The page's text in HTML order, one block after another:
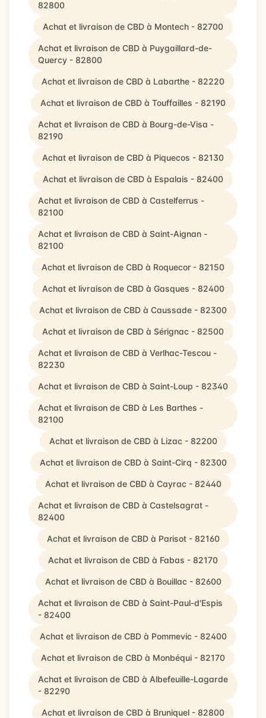
82800
Achat et livraison de CBD à Montech - 82700
Achat et livraison de CBD à Puygaillard-de-
Quercy - 82800
Achat et livraison de CBD à Labarthe - 82220
Achat et livraison de CBD à Touffailles - 82190
Achat et livraison de CBD à Bourg-de-Visa -
82190
Achat et livraison de CBD à Piquecos - 82130
Achat et livraison de CBD à Espalais - 82400
Achat et livraison de CBD à Castelferrus -
82100
Achat et livraison de CBD à Saint-Aignan -
82100
Achat et livraison de CBD à Roquecor - 82150
Achat et livraison de CBD à Gasques - 82400
Achat et livraison de CBD à Caussade - 82300
Achat et livraison de CBD à Sérignac - 82500
Achat et livraison de CBD à Verlhac-Tescou -
82230
Achat et livraison de CBD à Saint-Loup - 82340
Achat et livraison de CBD à Les Barthes -
82100
Achat et livraison de CBD à Lizac - 82200
Achat et livraison de CBD à Saint-Cirq - 82300
Achat et livraison de CBD à Cayrac - 82440
Achat et livraison de CBD à Castelsagrat -
82400
Achat et livraison de CBD à Parisot - 82160
Achat et livraison de CBD à Fabas - 82170
Achat et livraison de CBD à Bouillac - 82600
Achat et livraison de CBD à Saint-Paul-d'Espis
- 82400
Achat et livraison de CBD à Pommevic - 82400
Achat et livraison de CBD à Monbéqui - 82170
Achat et livraison de CBD à Albefeuille-Lagarde
- 82290
Achat et livraison de CBD à Bruniquel - 82800